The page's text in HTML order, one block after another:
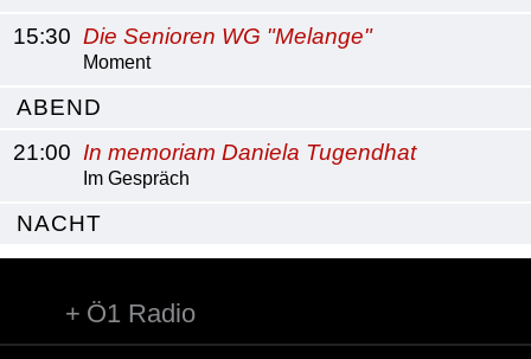
15:30 Die Senioren WG "Melange"
Moment
ABEND
21:00 In memoriam Daniela Tugendhat
Im Gespräch
NACHT
Ö1 Radio